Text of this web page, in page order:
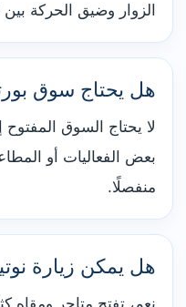
الزوار وضيق الحركة
هل يحتاج سوق
لا يحتاج السوق
بعض الفعاليات أو
منفصلًا.
هل يمكن زيارة